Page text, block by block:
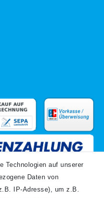
Technologien auf unserer
Daten von
IP-Adresse), um z.B.